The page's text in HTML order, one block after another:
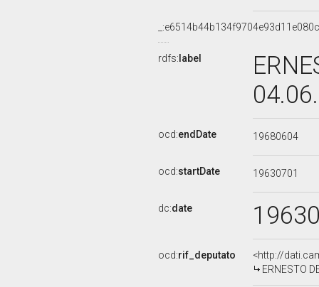
rdfs: label
ocd:endDate 19680604
ocd:startDate 19630701
dc:date
ocd:rif_deputato
<http://
ERNESTO